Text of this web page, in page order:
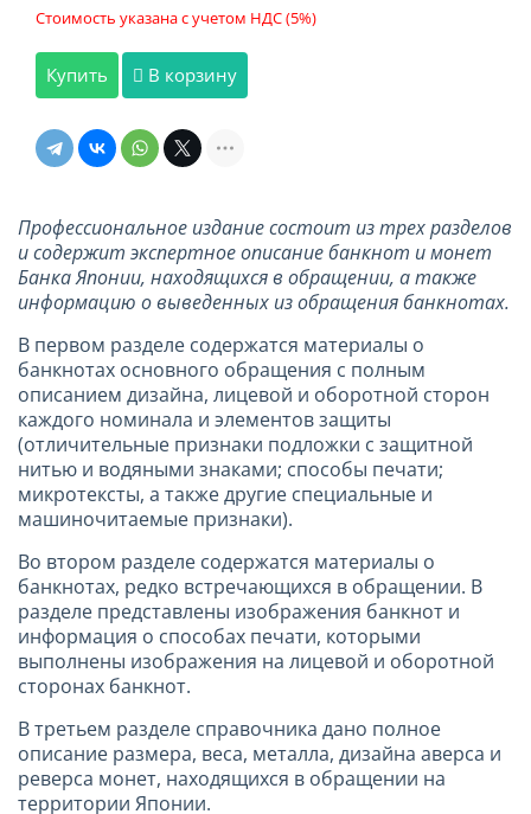
Стоимость указана с учетом НДС (5%)
Купить В корзину
Профессиональное издание состоит из трех разделов
и содержит экспертное описание банкнот и монет
Банка Японии, находящихся в обращении, а также
информацию о выведенных из обращения банкнотах.
В первом разделе содержатся материалы о
банкнотах основного обращения с полным
описанием дизайна, лицевой и оборотной сторон
каждого номинала и элементов защиты
(отличительные признаки подложки с защитной
нитью и водяными знаками; способы печати;
микротексты, а также другие специальные и
машиночитаемые признаки).
Во втором разделе содержатся материалы о
банкнотах, редко встречающихся в обращении. В
разделе представлены изображения банкнот и
информация о способах печати, которыми
выполнены изображения на лицевой и оборотной
сторонах банкнот.
В третьем разделе справочника дано полное
описание размера, веса, металла, дизайна аверса и
реверса монет, находящихся в обращении на
территории Японии.